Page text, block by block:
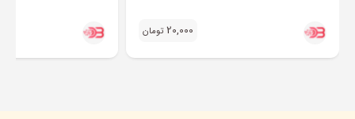
20,000 تومان